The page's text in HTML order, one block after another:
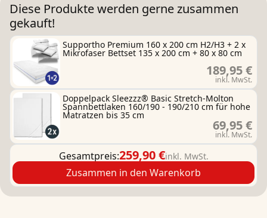
Diese Produkte werden gerne zusammen
gekauft!
Supportho Premium 160 x 200 cm H2/H3 + 2 x
Mikrofaser Bettset 135 x 200 cm + 80 x 80 cm
189,95 €
inkl. MwSt.
Doppelpack Sleezzz® Basic Stretch-Molton
Spannbettlaken 160/190 - 190/210 cm für hohe
Matratzen bis 35 cm
69,95 €
inkl. MwSt.
Gesamtpreis:259,90 €inkl. MwSt.
Zusammen in den Warenkorb